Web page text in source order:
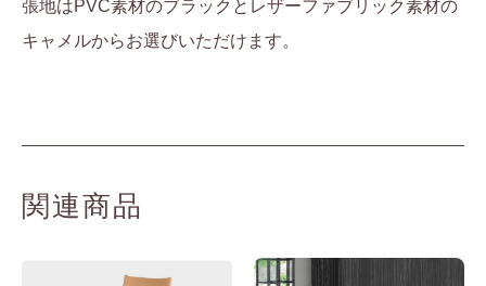
張地はPVC素材のブラックとレザーファブリック素材の
キャメルからお選びいただけます。
関連商品